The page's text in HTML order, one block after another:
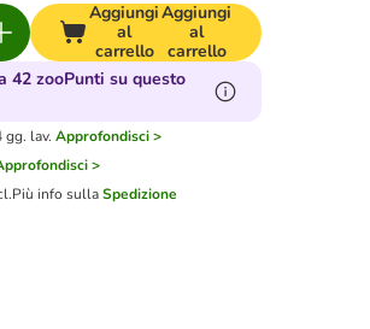
Aggiungi
al
carrello
Aggiungi
al
carrello
42 zooPunti su questo
gg. lav. Approfondisci >
>
Più info sullaSpedizione